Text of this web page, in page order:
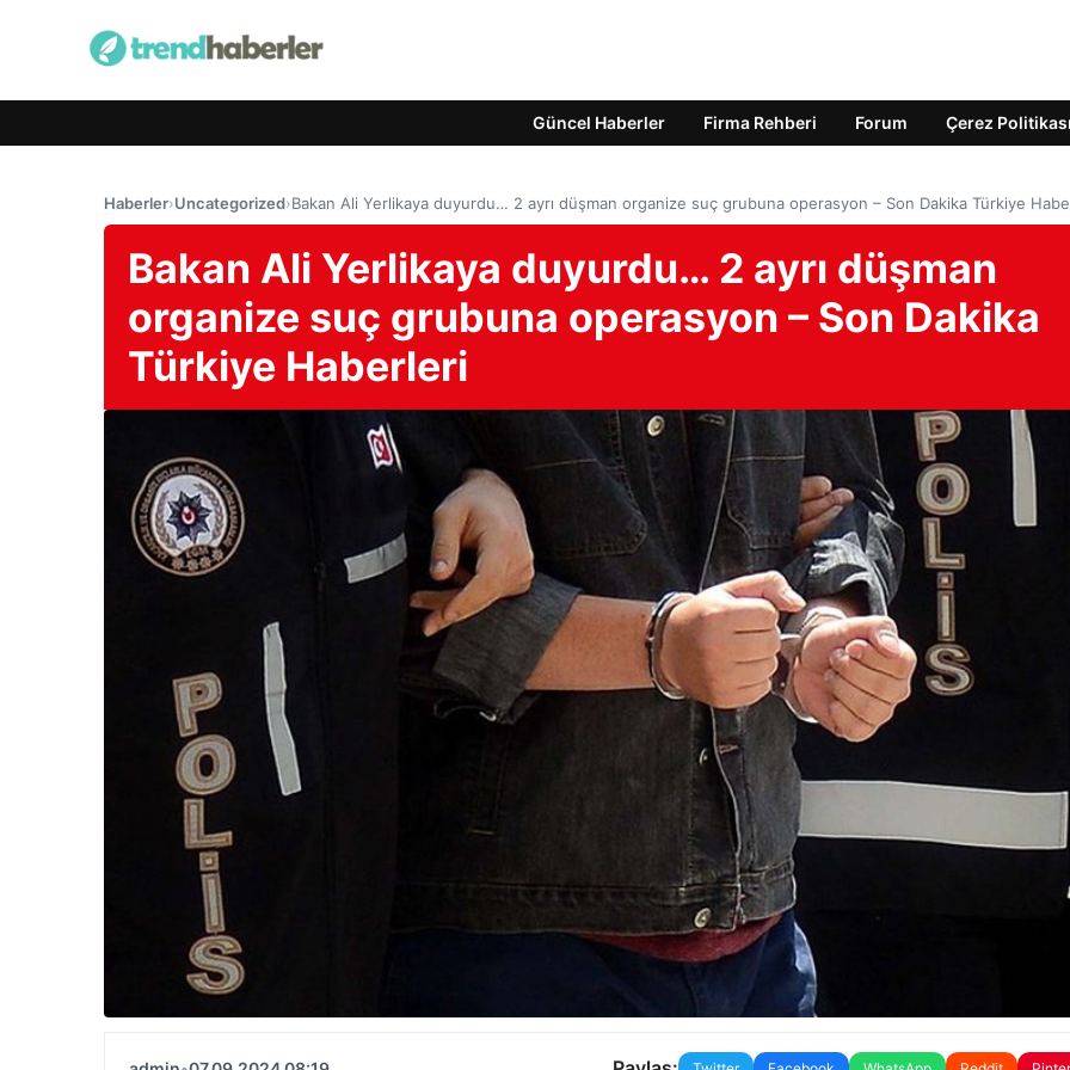
Güncel Haberler Firma Rehberi Forum Çerez Politikası
Haberler›Uncategorized›Bakan Ali Yerlikaya duyurdu… 2 ayrı düşman organize suç grubuna operasyon – Son Dakika Türkiye
Bakan Ali Yerlikaya duyurdu… 2 ayrı düşman
organize suç grubuna operasyon – Son Dakika
Türkiye Haberleri